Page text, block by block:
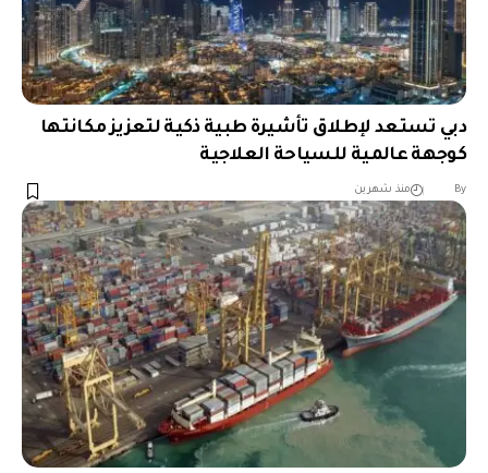
دبي تستعد لإطلاق تأشيرة طبية ذكية لتعزيز مكانتها
كوجهة عالمية للسياحة العلاجية
By منذ شهرين